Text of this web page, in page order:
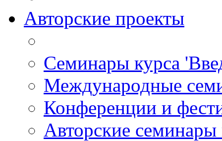
Авторские проекты
Семинары курса
Международные
Конференции и
Авторские